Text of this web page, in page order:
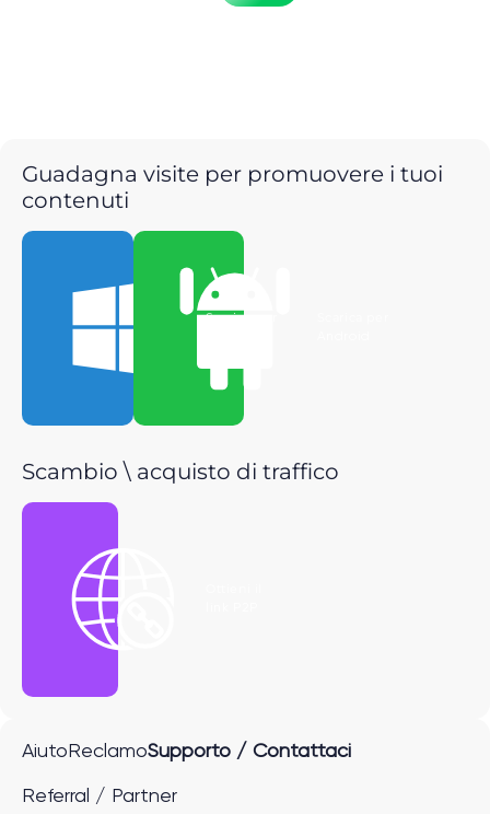
Guadagna visite per promuovere i tuoi
contenuti
Scarica per
Scambio \ acquisto di traffico
Aiuto ReclamoSupporto / Contattaci
Referral / Partner